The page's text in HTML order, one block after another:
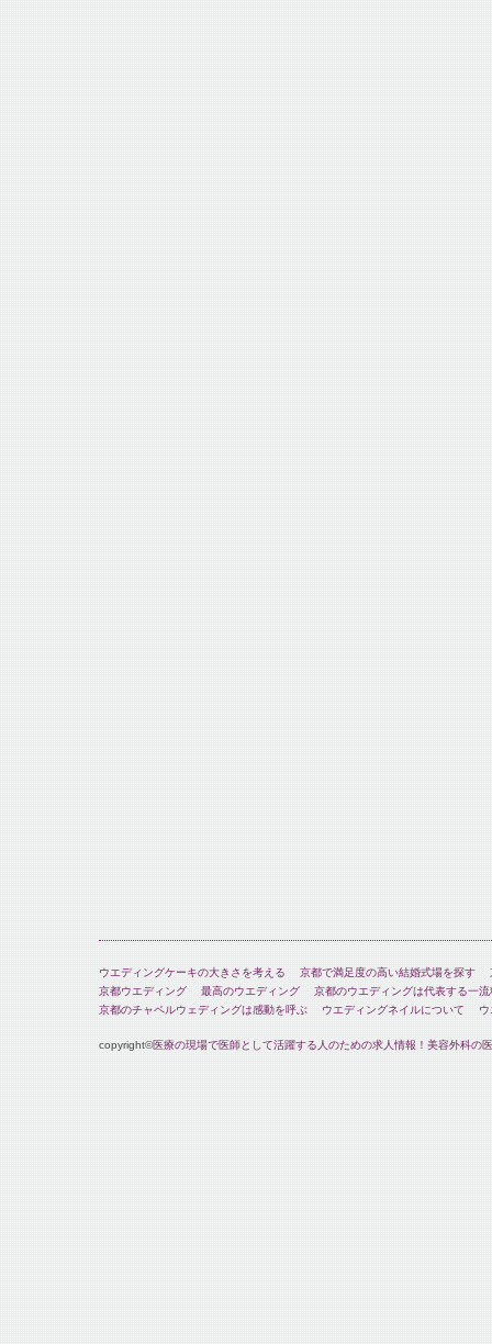
ウエディングケーキの大きさを考える 京都で満足度の高い結婚式場を探す
京都ウエディング
最高のウエディング
京都のウエディングは代表する一
京都のチャペルウェディングは感動を呼ぶ
ウエディングネイルについて
copyright©医療の現場で医師として活躍する人のための求人情報！美容外科の